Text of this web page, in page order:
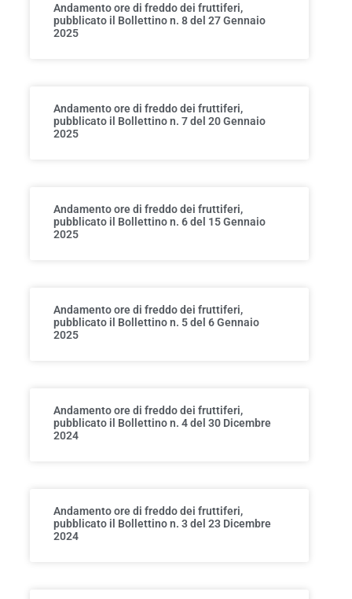
Andamento ore di freddo dei fruttiferi,
pubblicato il Bollettino n. 8 del 27 Gennaio
2025
Andamento ore di freddo dei fruttiferi,
pubblicato il Bollettino n. 7 del 20 Gennaio
2025
Andamento ore di freddo dei fruttiferi,
pubblicato il Bollettino n. 6 del 15 Gennaio
2025
Andamento ore di freddo dei fruttiferi,
pubblicato il Bollettino n. 5 del 6 Gennaio
2025
Andamento ore di freddo dei fruttiferi,
pubblicato il Bollettino n. 4 del 30 Dicembre
2024
Andamento ore di freddo dei fruttiferi,
pubblicato il Bollettino n. 3 del 23 Dicembre
2024